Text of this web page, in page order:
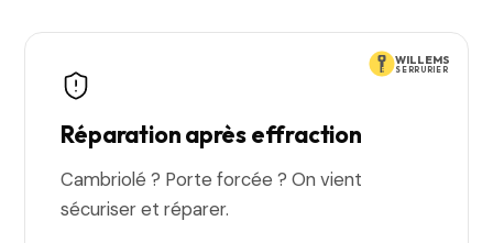
WILLEMS
SERRURIER
Réparation après effraction
Cambriolé ? Porte forcée ? On vient
sécuriser et réparer.